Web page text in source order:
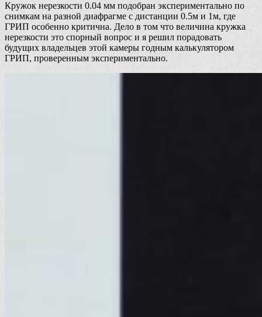
Кружок нерезкости 0.04 мм подобран экспериментально по
снимкам на разной диафрагме с дистанции 0.5м и 1м, где
ГРИП особенно критична. Дело в том что величина кружка
нерезкости это спорный вопрос и я решил порадовать
будущих владельцев этой камеры годным калькулятором
ГРИП, проверенным экспериментально.